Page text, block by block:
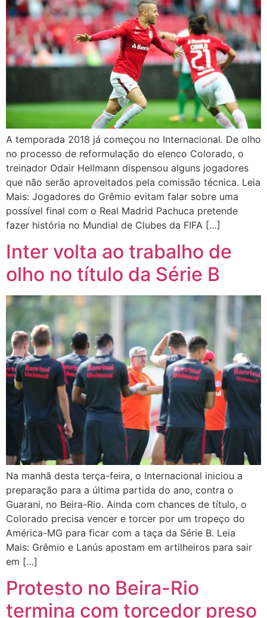
A temporada 2018 já começou no Internacional. De olho
no processo de reformulação do elenco Colorado, o
treinador Odair Hellmann dispensou alguns jogadores
que não serão aproveitados pela comissão técnica. Leia
Mais: Jogadores do Grêmio evitam falar sobre uma
possível final com o Real Madrid Pachuca pretende
fazer história no Mundial de Clubes da FIFA […]
Inter volta ao trabalho de
olho no título da Série B
Na manhã desta terça-feira, o Internacional iniciou a
preparação para a última partida do ano, contra o
Guarani, no Beira-Rio. Ainda com chances de título, o
Colorado precisa vencer e torcer por um tropeço do
América-MG para ficar com a taça da Série B. Leia
Mais: Grêmio e Lanús apostam em artilheiros para sair
em […]
Protesto no Beira-Rio
termina com torcedor preso